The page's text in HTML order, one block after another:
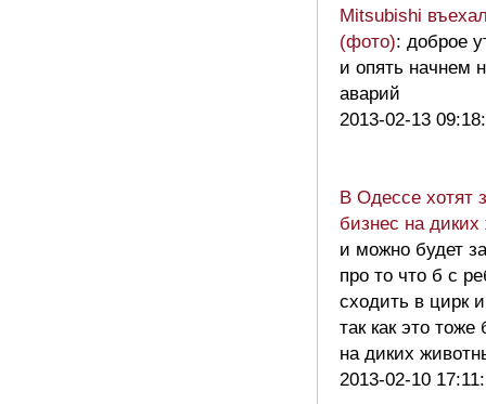
Mitsubishi
(фото): доброе
и опять начнем
аварий
2013-02-13
В Одессе хотят
бизнес на
и можно будет
про то что б с
сходить в цирк
так как это тоже
на диких
2013-02-10